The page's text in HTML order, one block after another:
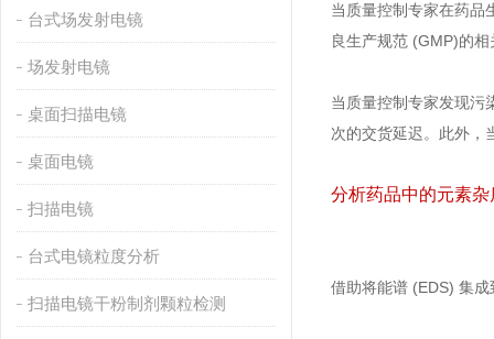
台式场发射电镜
场发射电镜
桌面扫描电镜
桌面电镜
扫描电镜
台式电镜粒度分析
扫描电镜干粉制剂颗粒检测
当质量控制专家在药品生
良生产规范 (GMP)的相
当质量控制专家发现污
次的交货延迟。此外
分析药品中的元素杂
借助将能谱 (EDS) 集成